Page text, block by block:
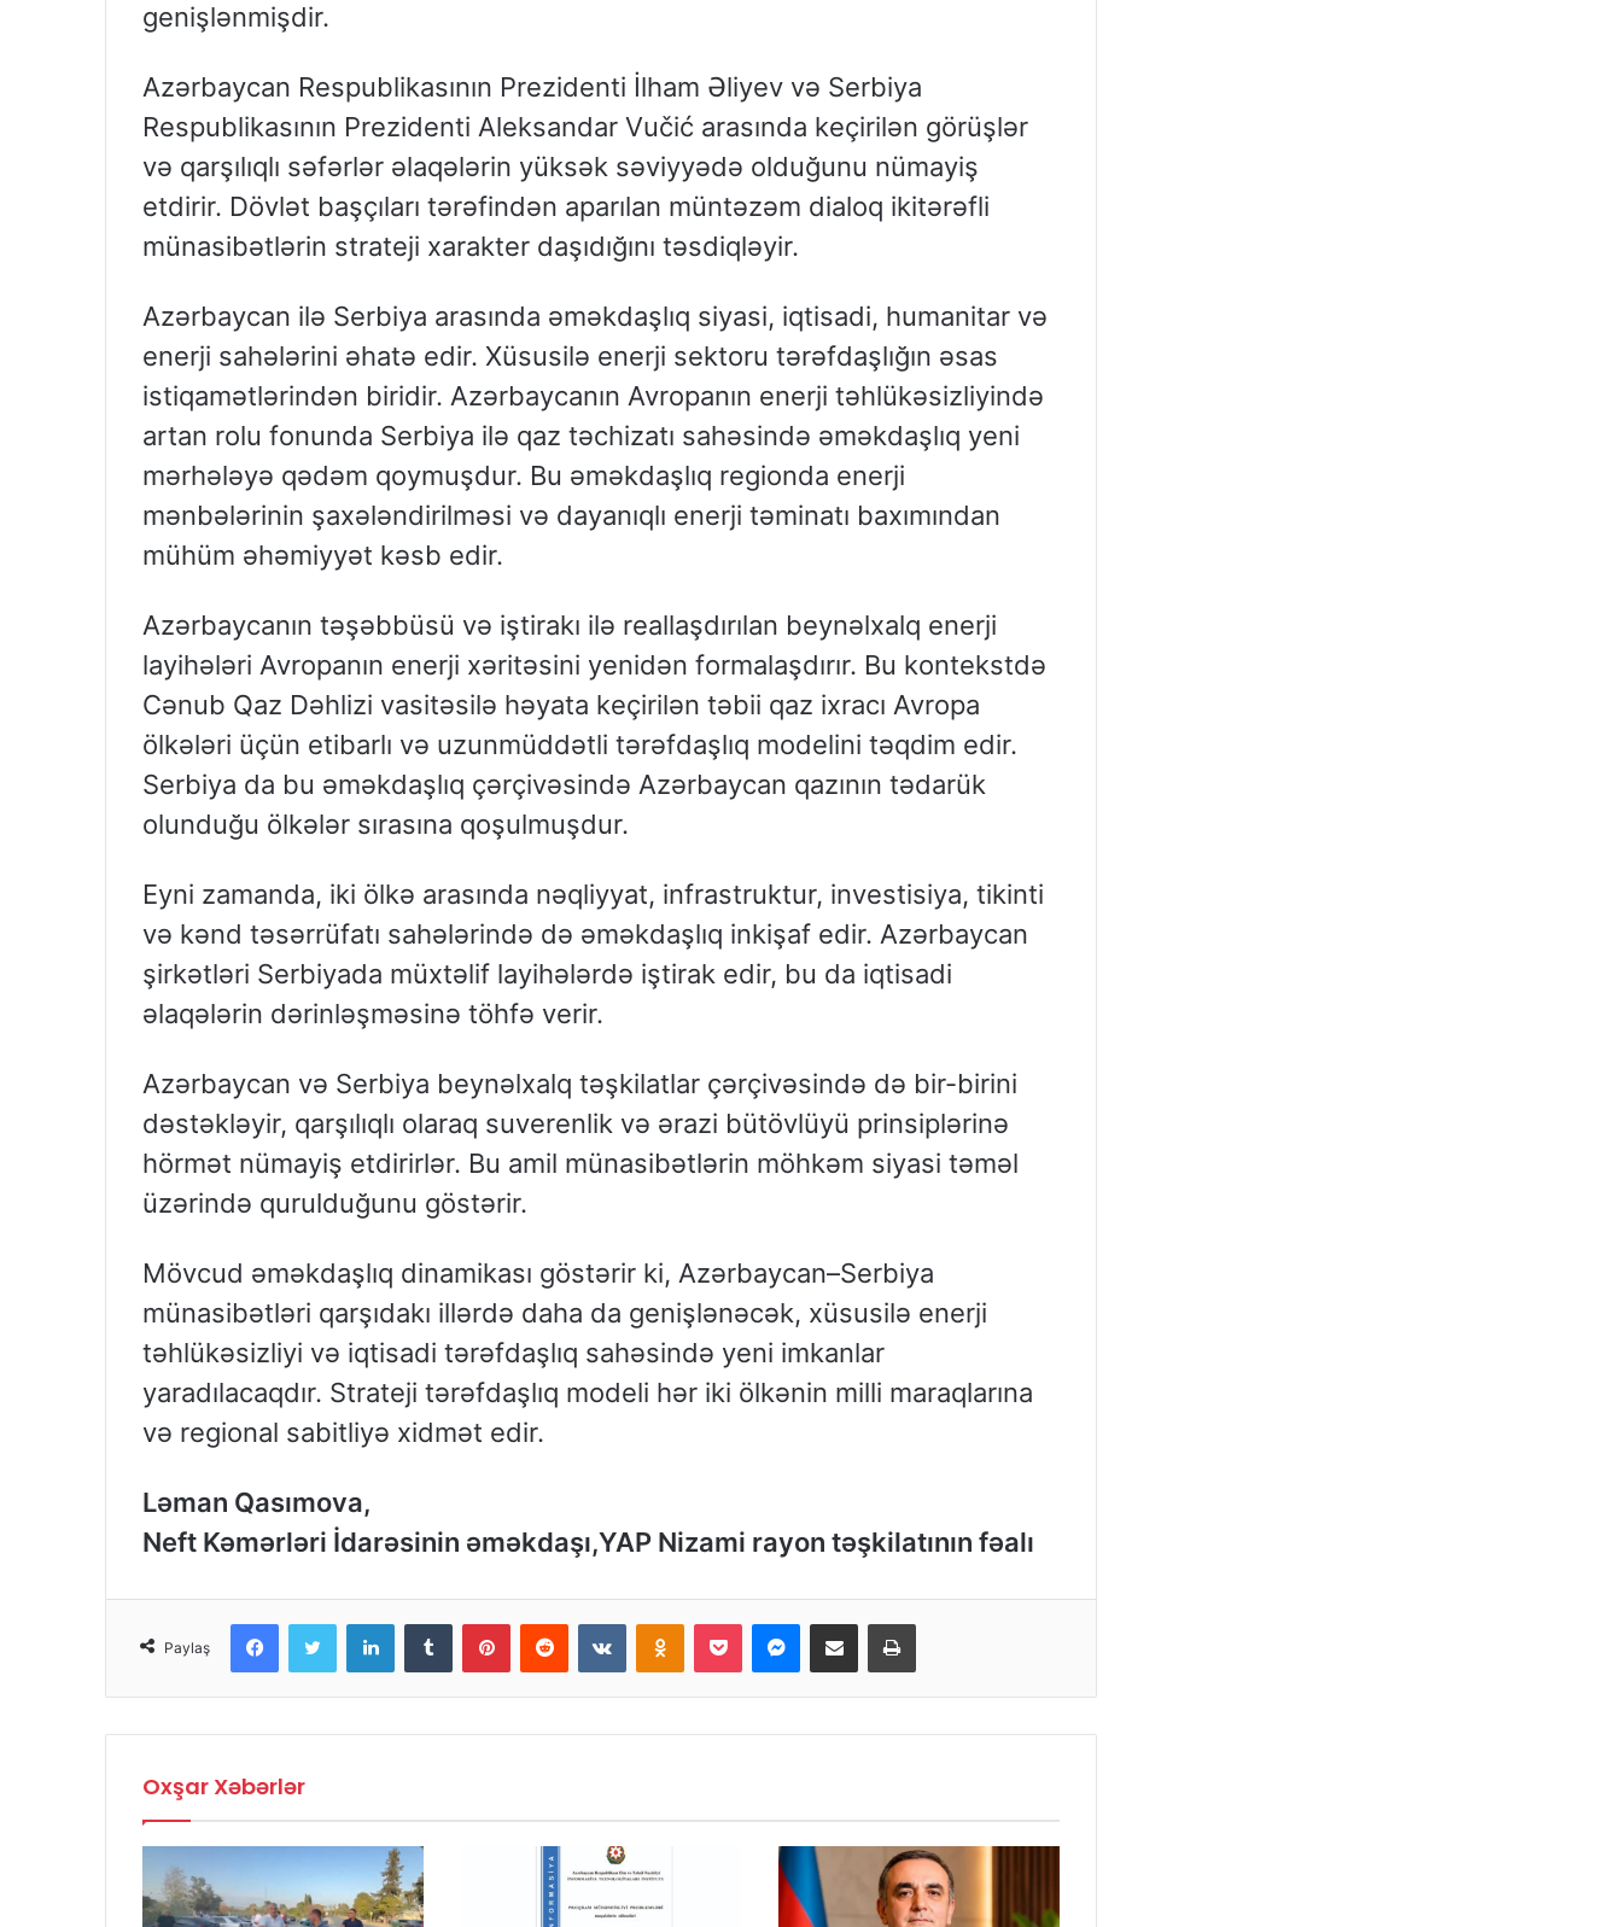
genişlənmişdir.
Azərbaycan Respublikasının Prezidenti İlham Əliyev və Serbiya
Respublikasının Prezidenti Aleksandar Vučić arasında keçirilən görüşlər
və qarşılıqlı səfərlər əlaqələrin yüksək səviyyədə olduğunu nümayiş
etdirir. Dövlət başçıları tərəfindən aparılan müntəzəm dialoq ikitərəfli
münasibətlərin strateji xarakter daşıdığını təsdiqləyir.
Azərbaycan ilə Serbiya arasında əməkdaşlıq siyasi, iqtisadi, humanitar və
enerji sahələrini əhatə edir. Xüsusilə enerji sektoru tərəfdaşlığın əsas
istiqamətlərindən biridir. Azərbaycanın Avropanın enerji təhlükəsizliyində
artan rolu fonunda Serbiya ilə qaz təchizatı sahəsində əməkdaşlıq yeni
mərhələyə qədəm qoymuşdur. Bu əməkdaşlıq regionda enerji
mənbələrinin şaxələndirilməsi və dayanıqlı enerji təminatı baxımından
mühüm əhəmiyyət kəsb edir.
Azərbaycanın təşəbbüsü və iştirakı ilə reallaşdırılan beynəlxalq enerji
layihələri Avropanın enerji xəritəsini yenidən formalaşdırır. Bu kontekstdə
Cənub Qaz Dəhlizi vasitəsilə həyata keçirilən təbii qaz ixracı Avropa
ölkələri üçün etibarlı və uzunmüddətli tərəfdaşlıq modelini təqdim edir.
Serbiya da bu əməkdaşlıq çərçivəsində Azərbaycan qazının tədarük
olunduğu ölkələr sırasına qoşulmuşdur.
Eyni zamanda, iki ölkə arasında nəqliyyat, infrastruktur, investisiya, tikinti
və kənd təsərrüfatı sahələrində də əməkdaşlıq inkişaf edir. Azərbaycan
şirkətləri Serbiyada müxtəlif layihələrdə iştirak edir, bu da iqtisadi
əlaqələrin dərinləşməsinə töhfə verir.
Azərbaycan və Serbiya beynəlxalq təşkilatlar çərçivəsində də bir-birini
dəstəkləyir, qarşılıqlı olaraq suverenlik və ərazi bütövlüyü prinsiplərinə
hörmət nümayiş etdirirlər. Bu amil münasibətlərin möhkəm siyasi təməl
üzərində qurulduğunu göstərir.
Mövcud əməkdaşlıq dinamikası göstərir ki, Azərbaycan–Serbiya
münasibətləri qarşıdakı illərdə daha da genişlənəcək, xüsusilə enerji
təhlükəsizliyi və iqtisadi tərəfdaşlıq sahəsində yeni imkanlar
yaradılacaqdır. Strateji tərəfdaşlıq modeli hər iki ölkənin milli maraqlarına
və regional sabitliyə xidmət edir.
Ləman Qasımova,
Neft Kəmərləri İdarəsinin əməkdaşı,YAP Nizami rayon təşkilatının fəalı
Paylaş
Oxşar Xəbərlər